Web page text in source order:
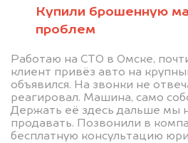
Купили брошенную
проблем
Работаю на СТО в Омске,
клиент привёз авто на
объявился. На звонки не
реагировал. Машина, само
Держать её здесь дальше мы
продавать. Позвонили в
бесплатную консультацию